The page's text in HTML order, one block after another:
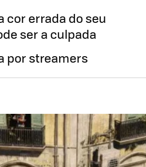
cor errada do seu
ser a culpada
por streamers